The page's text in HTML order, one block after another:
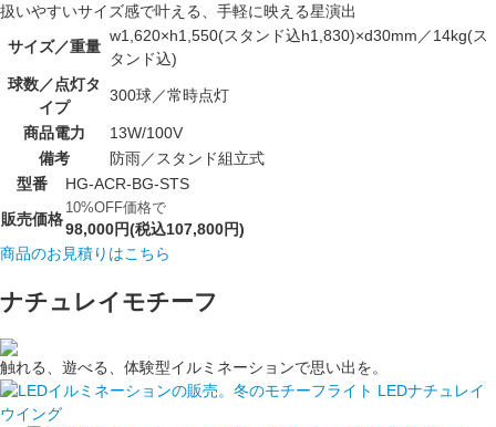
扱いやすいサイズ感で叶える、手軽に映える星演出
サイズ／重量
w1,620×h1,550(スタンド込h1,830)×d30mm／14kg(ス
タンド込)
球数／点灯タ
イプ
300球／常時点灯
商品電力
13W/100V
備考
防雨／スタンド組立式
型番
HG-ACR-BG-STS
販売価格
10%OFF価格で
98,000円(税込107,800円)
商品のお見積りはこちら
ナチュレイモチーフ
触れる、遊べる、体験型イルミネーションで思い出を。